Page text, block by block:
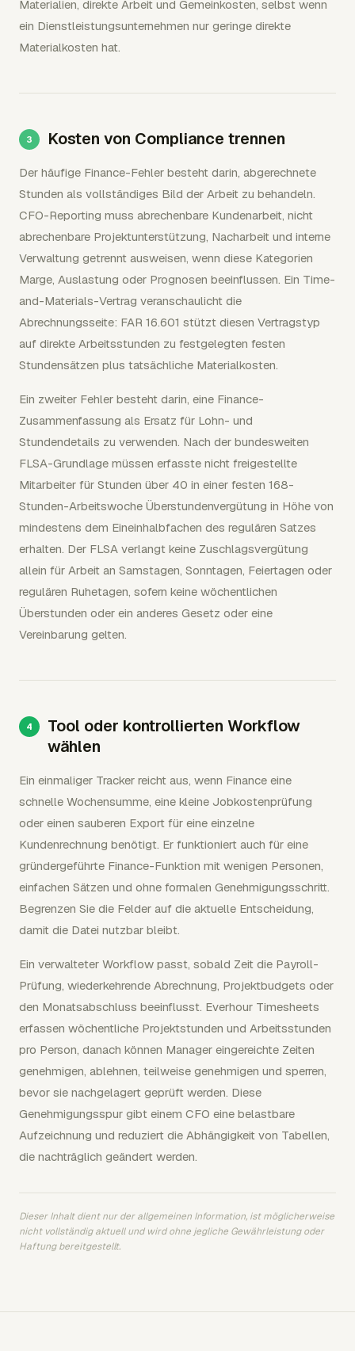
Materialien, direkte Arbeit und Gemeinkosten, selbst wenn
ein Dienstleistungsunternehmen nur geringe direkte
Materialkosten hat.
Kosten von Compliance trennen
Der häufige Finance-Fehler besteht darin, abgerechnete
Stunden als vollständiges Bild der Arbeit zu behandeln.
CFO-Reporting muss abrechenbare Kundenarbeit, nicht
abrechenbare Projektunterstützung, Nacharbeit und interne
Verwaltung getrennt ausweisen, wenn diese Kategorien
Marge, Auslastung oder Prognosen beeinflussen. Ein Time-
and-Materials-Vertrag veranschaulicht die
Abrechnungsseite: FAR 16.601 stützt diesen Vertragstyp
auf direkte Arbeitsstunden zu festgelegten festen
Stundensätzen plus tatsächliche Materialkosten.
Ein zweiter Fehler besteht darin, eine Finance-
Zusammenfassung als Ersatz für Lohn- und
Stundendetails zu verwenden. Nach der bundesweiten
FLSA-Grundlage müssen erfasste nicht freigestellte
Mitarbeiter für Stunden über 40 in einer festen 168-
Stunden-Arbeitswoche Überstundenvergütung in Höhe von
mindestens dem Eineinhalbfachen des regulären Satzes
erhalten. Der FLSA verlangt keine Zuschlagsvergütung
allein für Arbeit an Samstagen, Sonntagen, Feiertagen oder
regulären Ruhetagen, sofern keine wöchentlichen
Überstunden oder ein anderes Gesetz oder eine
Vereinbarung gelten.
Tool oder kontrollierten Workflow
wählen
Ein einmaliger Tracker reicht aus, wenn Finance eine
schnelle Wochensumme, eine kleine Jobkostenprüfung
oder einen sauberen Export für eine einzelne
Kundenrechnung benötigt. Er funktioniert auch für eine
gründergeführte Finance-Funktion mit wenigen Personen,
einfachen Sätzen und ohne formalen Genehmigungsschritt.
Begrenzen Sie die Felder auf die aktuelle Entscheidung,
damit die Datei nutzbar bleibt.
Ein verwalteter Workflow passt, sobald Zeit die Payroll-
Prüfung, wiederkehrende Abrechnung, Projektbudgets oder
den Monatsabschluss beeinflusst. Everhour Timesheets
erfassen wöchentliche Projektstunden und Arbeitsstunden
pro Person, danach können Manager eingereichte Zeiten
genehmigen, ablehnen, teilweise genehmigen und sperren,
bevor sie nachgelagert geprüft werden. Diese
Genehmigungsspur gibt einem CFO eine belastbare
Aufzeichnung und reduziert die Abhängigkeit von Tabellen,
die nachträglich geändert werden.
Dieser Inhalt dient nur der allgemeinen Information, ist möglicherweise
nicht vollständig aktuell und wird ohne jegliche Gewährleistung oder
Haftung bereitgestellt.